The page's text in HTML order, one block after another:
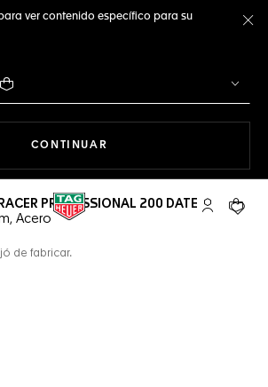
ver contenido específico para su
CONTINUAR
búsqueda Cuenta Mi
Su
PROFESSIONAL 200 DATE
Acero
de fabricar.